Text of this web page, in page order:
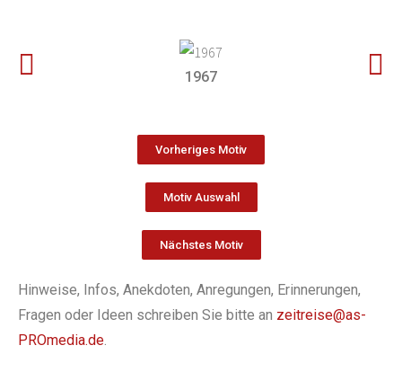
1967
Vorheriges Motiv
Motiv Auswahl
Nächstes Motiv
Hinweise, Infos, Anekdoten, Anregungen, Erinnerungen,
Fragen oder Ideen schreiben Sie bitte an zeitreise@as-
PROmedia.de.